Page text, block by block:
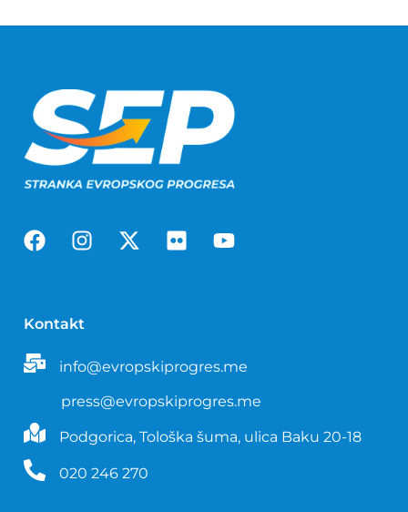
Kontakt
info@evropskiprogres.me
press@evropskiprogres.me
Podgorica, Tološka šuma, ulica Baku 20-18
020 246 270